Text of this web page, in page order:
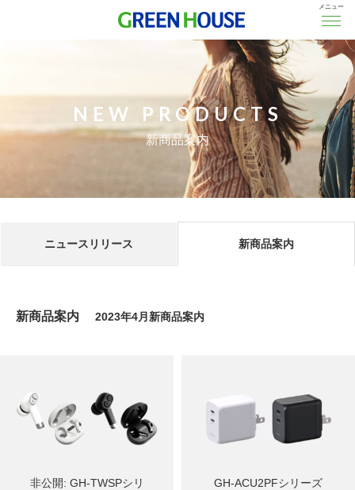
メニュー
NEW PRODUCTS
新商品案内
ニュースリリース 新商品案内
新商品案内 2023年4月新商品案内
非公開: GH-TWSPシリ
GH-ACU2PFシリーズ